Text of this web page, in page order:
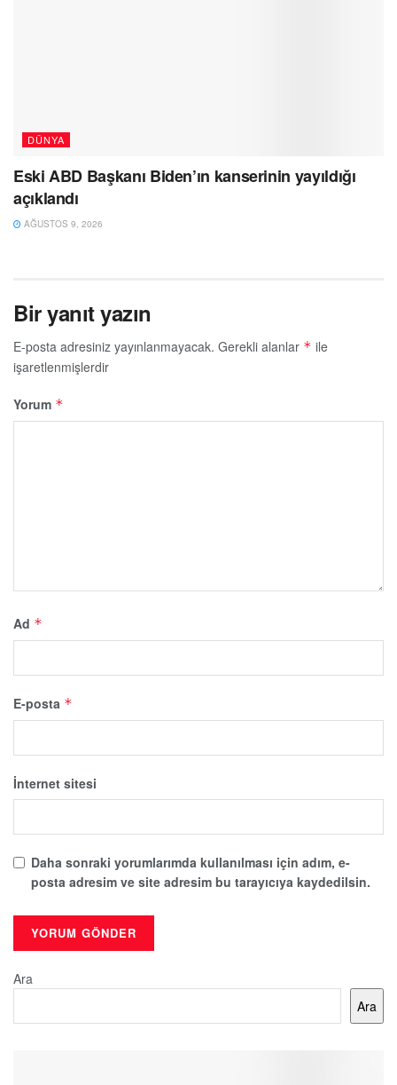
DÜNYA
Eski ABD Başkanı Biden’ın kanserinin yayıldığı
açıklandı
AĞUSTOS 9, 2026
Bir yanıt yazın
E-posta adresiniz yayınlanmayacak. Gerekli alanlar * ile
işaretlenmişlerdir
Yorum *
Ad *
E-posta *
İnternet sitesi
Daha sonraki yorumlarımda kullanılması için adım, e-
posta adresim ve site adresim bu tarayıcıya kaydedilsin.
Ara
Ara